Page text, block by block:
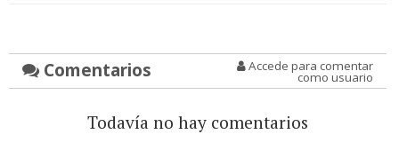
Comentarios Accede para comentar
como usuario
Todavía no hay comentarios